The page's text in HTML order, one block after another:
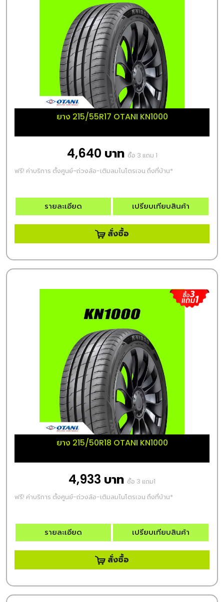
ยาง 215/55R17 OTANI KN1000
4,640 บาท ซื้อ 3 แถม 1
ฟรี! ค่าบริการ ตั้งศูนย์-ถ่วงล้อ-เติมลมไนโตรเจน ถึงที่บ้าน*
รายละเอียด เปรียบเทียบสินค้า
สั่งซื้อ
ยาง 215/50R18 OTANI KN1000
4,933 บาท ซื้อ 3 แถม1
ฟรี! ค่าบริการ ตั้งศูนย์-ถ่วงล้อ-เติมลมไนโตรเจน ถึงที่บ้าน*
รายละเอียด เปรียบเทียบสินค้า
สั่งซื้อ